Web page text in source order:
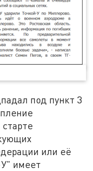
под пункт 3
или её
имеет